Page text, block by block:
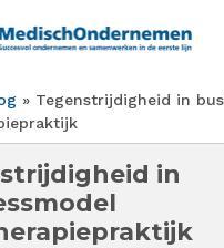
Tegenstrijdigheid in
in